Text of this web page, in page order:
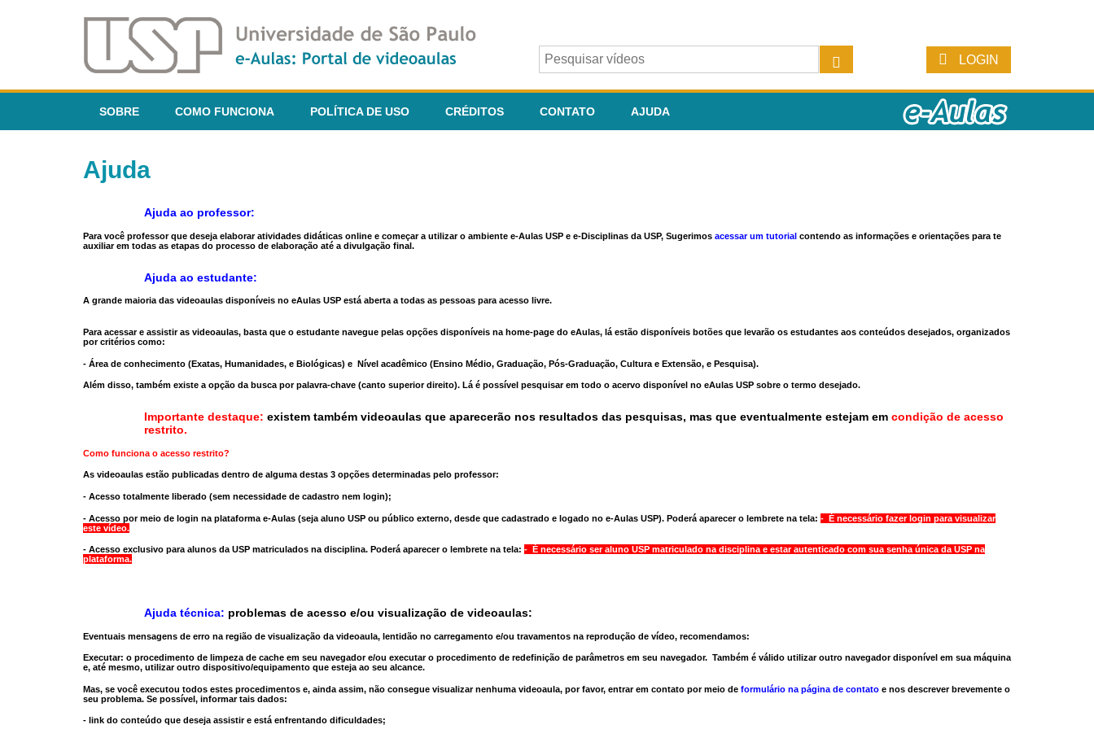
LOGIN
SOBRE COMO FUNCIONA POLÍTICA DE USO CRÉDITOS CONTATO AJUDA
Ajuda
Ajuda ao professor:
Para você professor que deseja elaborar atividades didáticas online e começar a utilizar o ambiente e-Aulas USP e e-Disciplinas da USP, Sugerimos acessar um tutorial contendo as informações e orientações para te
auxiliar em todas as etapas do processo de elaboração até a divulgação final.
Ajuda ao estudante:
A grande maioria das videoaulas disponíveis no eAulas USP está aberta a todas as pessoas para acesso livre.
Para acessar e assistir as videoaulas, basta que o estudante navegue pelas opções disponíveis na home-page do eAulas, lá estão disponíveis botões que levarão os estudantes aos conteúdos desejados, organizados
por critérios como:
- Área de conhecimento (Exatas, Humanidades, e Biológicas) e Nível acadêmico (Ensino Médio, Graduação, Pós-Graduação, Cultura e Extensão, e Pesquisa).
Além disso, também existe a opção da busca por palavra-chave (canto superior direito). Lá é possível pesquisar em todo o acervo disponível no eAulas USP sobre o termo desejado.
Importante destaque: existem também videoaulas que aparecerão nos resultados das pesquisas, mas que eventualmente estejam em condição de acesso
restrito.
Como funciona o acesso restrito?
As videoaulas estão publicadas dentro de alguma destas 3 opções determinadas pelo professor:
- Acesso totalmente liberado (sem necessidade de cadastro nem login);
- Acesso por meio de login na plataforma e-Aulas (seja aluno USP ou público externo, desde que cadastrado e logado no e-Aulas USP). Poderá aparecer o lembrete na tela: - É necessário fazer login para visualizar
este vídeo.
- Acesso exclusivo para alunos da USP matriculados na disciplina. Poderá aparecer o lembrete na tela: - É necessário ser aluno USP matriculado na disciplina e estar autenticado com sua senha única da USP na
plataforma.
Ajuda técnica: problemas de acesso e/ou visualização de videoaulas:
Eventuais mensagens de erro na região de visualização da videoaula, lentidão no carregamento e/ou travamentos na reprodução de vídeo, recomendamos:
Executar: o procedimento de limpeza de cache em seu navegador e/ou executar o procedimento de redefinição de parâmetros em seu navegador. Também é válido utilizar outro navegadordisponível em sua máquina
e, até mesmo, utilizar outro dispositivo/equipamento que esteja ao seu alcance.
Mas, se você executou todos estes procedimentos e, ainda assim, não consegue visualizar nenhuma videoaula, por favor, entrar em contato por meio de formulário na página de contato e nos descrever brevemente o
seu problema. Se possível, informar tais dados:
- link do conteúdo que deseja assistir e está enfrentando dificuldades;